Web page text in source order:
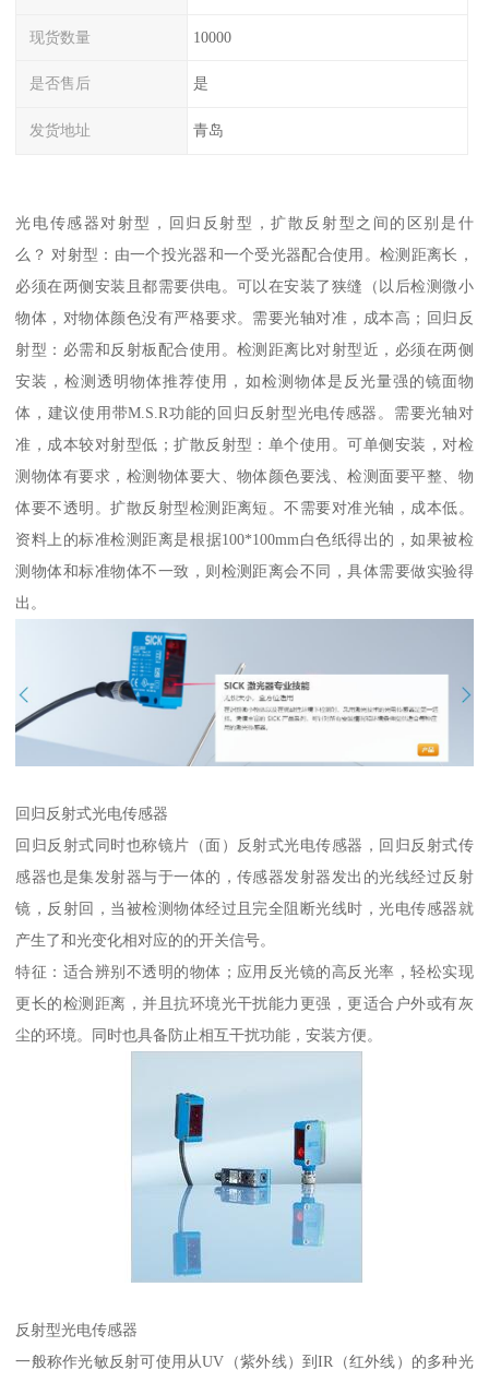
现货数量 10000
是否售后 是
发货地址 青岛
光电传感器对射型，回归反射型，扩散反射型之间的区别是什
么？ 对射型：由一个投光器和一个受光器配合使用。检测距离长，
必须在两侧安装且都需要供电。可以在安装了狭缝（以后检测微小
物体，对物体颜色没有严格要求。需要光轴对准，成本高；回归反
射型：必需和反射板配合使用。检测距离比对射型近，必须在两侧
安装，检测透明物体推荐使用，如检测物体是反光量强的镜面物
体，建议使用带M.S.R功能的回归反射型光电传感器。需要光轴对
准，成本较对射型低；扩散反射型：单个使用。可单侧安装，对检
测物体有要求，检测物体要大、物体颜色要浅、检测面要平整、物
体要不透明。扩散反射型检测距离短。不需要对准光轴，成本低。
资料上的标准检测距离是根据100*100mm白色纸得出的，如果被检
测物体和标准物体不一致，则检测距离会不同，具体需要做实验得
出。
回归反射式光电传感器
回归反射式同时也称镜片（面）反射式光电传感器，回归反射式传
感器也是集发射器与于一体的，传感器发射器发出的光线经过反射
镜，反射回，当被检测物体经过且完全阻断光线时，光电传感器就
产生了和光变化相对应的的开关信号。
特征：适合辨别不透明的物体；应用反光镜的高反光率，轻松实现
更长的检测距离，并且抗环境光干扰能力更强，更适合户外或有灰
尘的环境。同时也具备防止相互干扰功能，安装方便。
反射型光电传感器
一般称作光敏反射可使用从UV（紫外线）到IR（红外线）的多种光